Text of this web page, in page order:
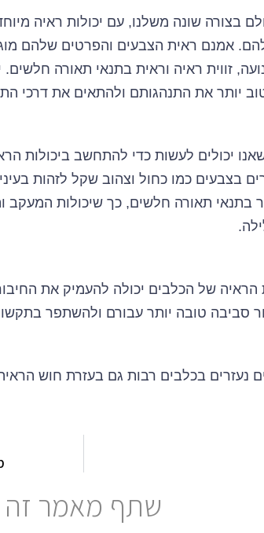
בצורה שונה משלנו, עם יכולות ראיה
אמנם ראית הצבעים והפרטים שלהם
זווית ראיה וראית בתנאי תאורה
טוב יותר את התנהגותם ולהתאים את דרכי
יכולים לעשות כדי להתחשב ביכולות
בצבעים כמו כחול וצהוב שקל לזהות
בתנאי תאורה חלשים, כך שיכולות המעקב
הראיה של הכלבים יכולה להעמיק את החיבור
סביבה טובה יותר עבורם ולהשתפר
נעזרים בכלבים רבות גם בעזרת חוש
שתף מאמר זה